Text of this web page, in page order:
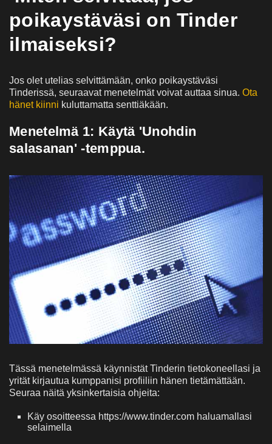
poikaystäväsi on Tinder
ilmaiseksi?
Jos olet utelias selvittämään, onko poikaystäväsi
Tinderissä, seuraavat menetelmät voivat auttaa sinua. Ota
hänet kiinni kuluttamatta senttiäkään.
Menetelmä 1: Käytä 'Unohdin
salasanan' -temppua.
Tässä menetelmässä käynnistät Tinderin tietokoneellasi ja
yrität kirjautua kumppanisi profiiliin hänen tietämättään.
Seuraa näitä yksinkertaisia ohjeita:
Käy osoitteessa https://www.tinder.com haluamallasi
selaimella